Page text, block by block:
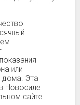
или
дома. Эта
Новосиле
сайте.